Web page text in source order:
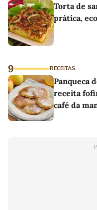
Torta de
prática,
9 RECEITAS
Panqueca
receita
café da